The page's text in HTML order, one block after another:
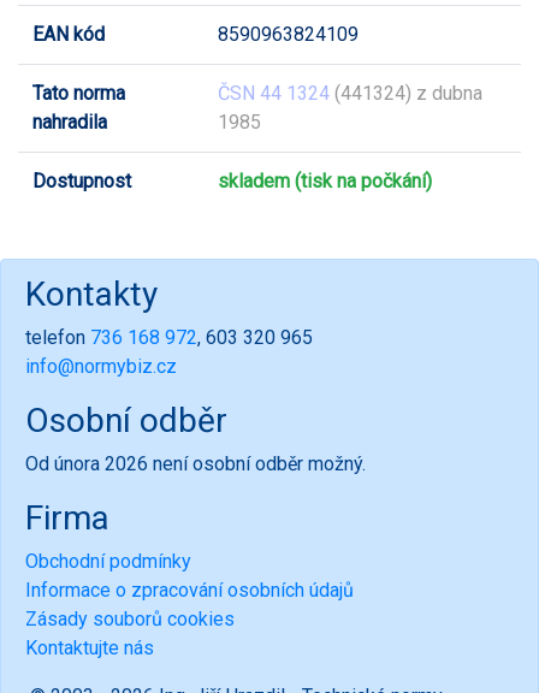
EAN kód 8590963824109
Tato norma
nahradila
ČSN 44 1324 (441324) z dubna
1985
Dostupnost skladem (tisk na počkání)
Kontakty
telefon 736 168 972, 603 320 965
info@normybiz.cz
Osobní odběr
Od února 2026 není osobní odběr možný.
Firma
Obchodní podmínky
Informace o zpracování osobních údajů
Zásady souborů cookies
Kontaktujte nás